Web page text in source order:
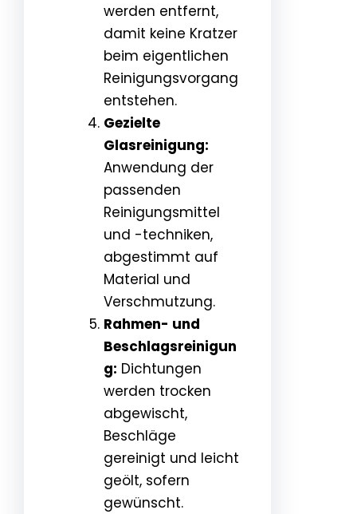
werden entfernt,
damit keine Kratzer
beim eigentlichen
Reinigungsvorgang
entstehen.
Gezielte
Glasreinigung:
Anwendung der
passenden
Reinigungsmittel
und -techniken,
abgestimmt auf
Material und
Verschmutzung.
Rahmen- und
Beschlagsreinigun
g: Dichtungen
werden trocken
abgewischt,
Beschläge
gereinigt und leicht
geölt, sofern
gewünscht.